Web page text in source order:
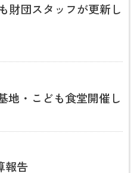
財団スタッフが更新し
・こども食堂開催し
報告